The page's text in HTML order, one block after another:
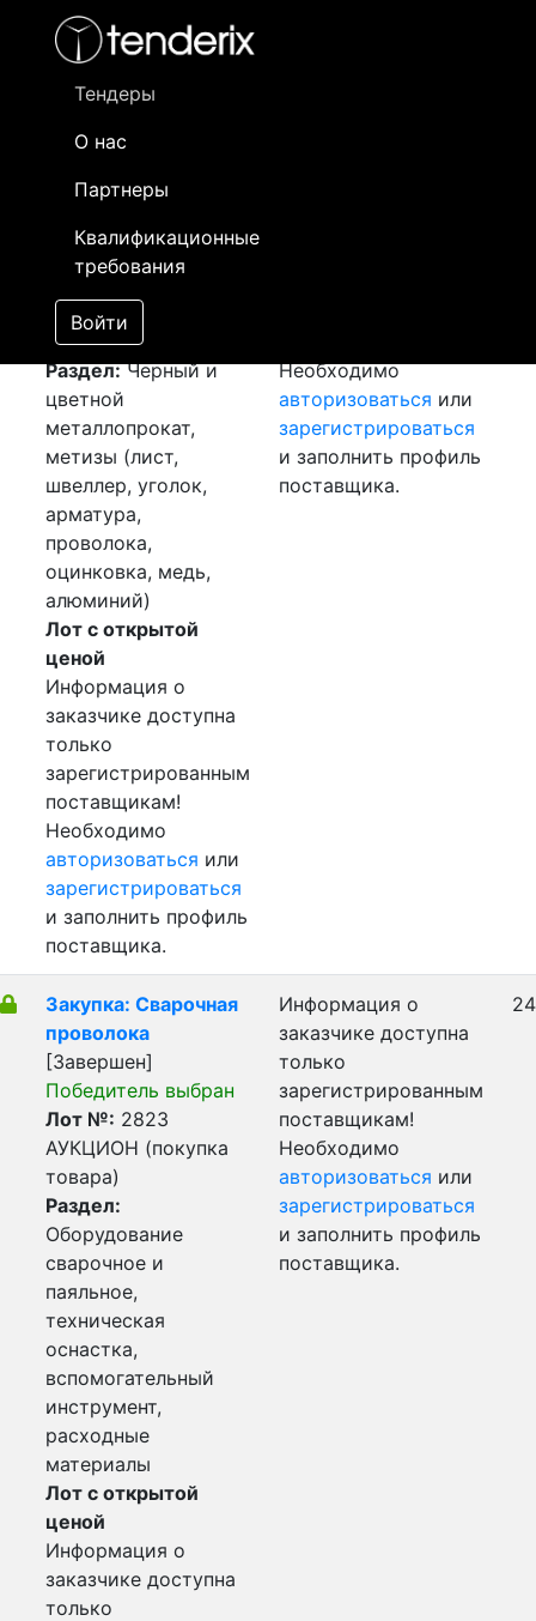
Тендеры
О нас
Партнеры
Квалификационные
требования
Войти
- активный лот
- сохраненный лот (не опубликован)
Закупка: Труба 159
[Завершен]
Лот №:
АУКЦИОН (покупка
товара)
Раздел:Черный и
цветной
металлопрокат,
метизы (лист,
швеллер, уголок,
арматура,
проволока,
оцинковка, медь,
алюминий)
Лот с открытой
ценой
Информация о
заказчике доступна
только
зарегистрированным
поставщикам!
Необходимо
авторизоваться или
зарегистрироваться
и заполнить профиль
поставщика.
Необходимо
авторизоваться или
зарегистрироваться
и заполнить профиль
поставщика.
Закупка: Сварочная
проволока
[Завершен]
Победитель выбран
Лот №: 2823
АУКЦИОН (покупка
товара)
Раздел:
Оборудование
сварочное и
паяльное,
техническая
оснастка,
вспомогательный
инструмент,
расходные
материалы
Лот с открытой
ценой
Информация о
заказчике доступна
только
Информация о
заказчике доступна
только
зарегистрированным
поставщикам!
Необходимо
авторизоваться или
зарегистрироваться
и заполнить профиль
поставщика.